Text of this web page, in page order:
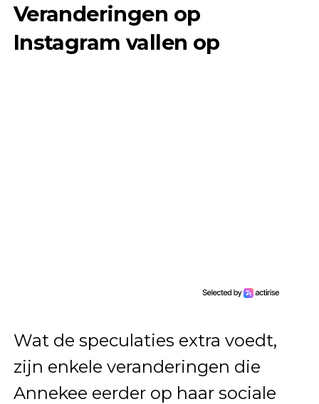
Veranderingen op
Instagram vallen op
Wat de speculaties extra voedt,
zijn enkele veranderingen die
Annekee eerder op haar sociale